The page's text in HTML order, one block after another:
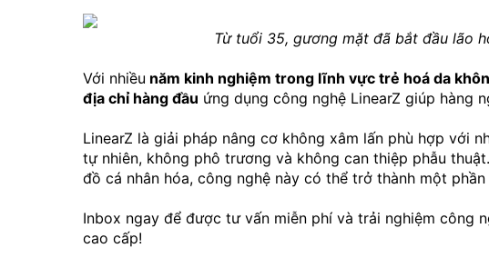
Từ tuổi 35, gương mặt đã bắt đầu lão
Với nhiều năm kinh nghiệm trong lĩnh vực trẻ hoá da
địa chỉ hàng đầu ứng dụng công nghệ LinearZ giúp hàng
LinearZ là giải pháp nâng cơ không xâm lấn phù hợp với
tự nhiên, không phô trương và không can thiệp phẫu
đồ cá nhân hóa, công nghệ này có thể trở thành một
Inbox ngay để được tư vấn miễn phí và trải nghiệm công
cao cấp!